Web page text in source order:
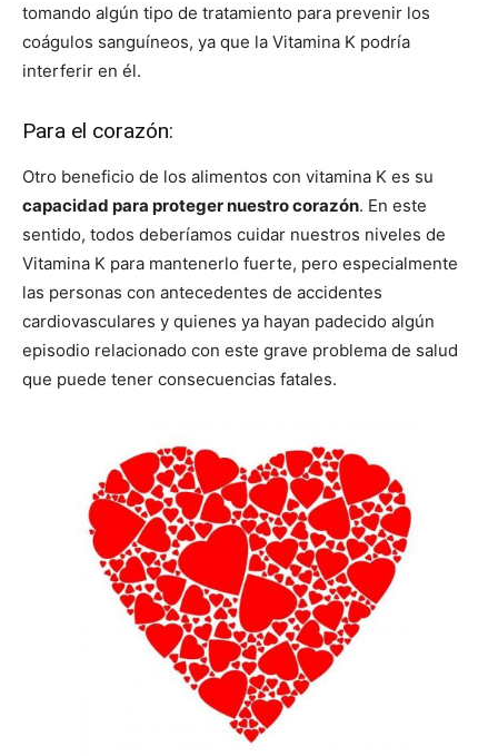
tomando algún tipo de tratamiento para prevenir los
coágulos sanguíneos, ya que la Vitamina K podría
interferir en él.
Para el corazón:
Otro beneficio de los alimentos con vitamina K es su
capacidad para proteger nuestro corazón. En este
sentido, todos deberíamos cuidar nuestros niveles de
Vitamina K para mantenerlo fuerte, pero especialmente
las personas con antecedentes de accidentes
cardiovasculares y quienes ya hayan padecido algún
episodio relacionado con este grave problema de salud
que puede tener consecuencias fatales.